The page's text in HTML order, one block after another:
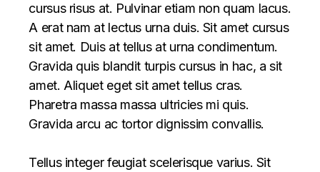
cursus risus at. Pulvinar etiam non quam lacus.
A erat nam at lectus urna duis. Sit amet cursus
sit amet. Duis at tellus at urna condimentum.
Gravida quis blandit turpis cursus in hac, a sit
amet. Aliquet eget sit amet tellus cras.
Pharetra massa massa ultricies mi quis.
Gravida arcu ac tortor dignissim convallis.
Tellus integer feugiat scelerisque varius. Sit